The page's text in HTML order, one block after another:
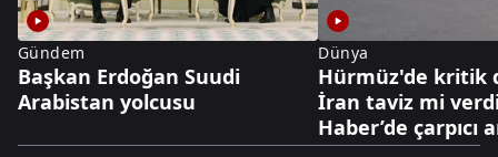
Gündem
Başkan Erdoğan Suudi
Arabistan yolcusu
Dünya
Hürmüz'de kritik
İran taviz mi
Haber’de çarpıcı